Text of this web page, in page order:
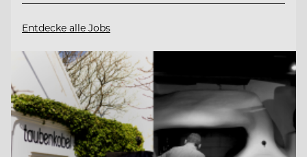
Entdecke alle Jobs